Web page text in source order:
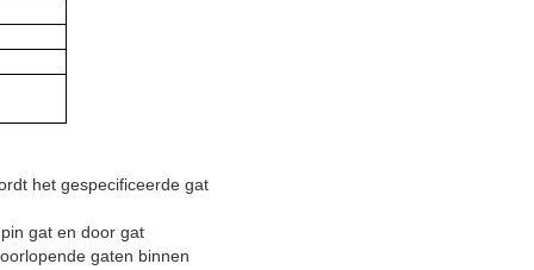
het gespecificeerde gat
gat en door gat
gaten binnen